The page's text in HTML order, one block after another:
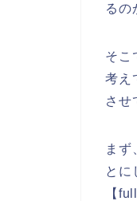
るの
そこ
考え
させ
まず
とに
【